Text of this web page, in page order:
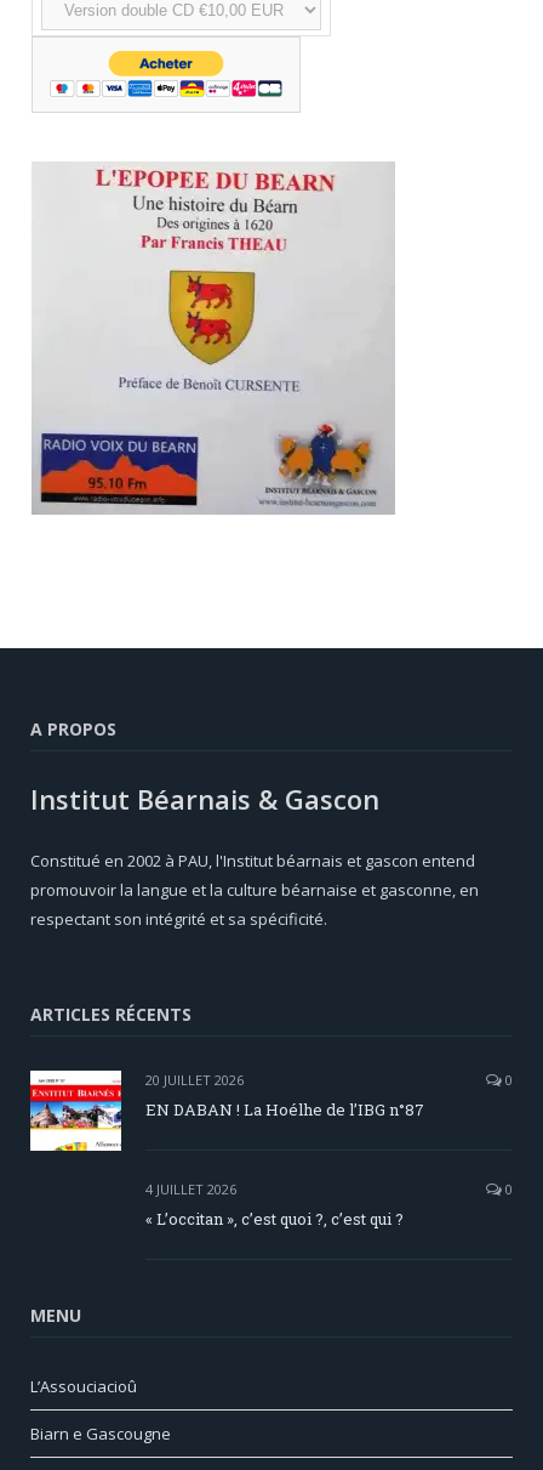
A PROPOS
Institut Béarnais & Gascon
Constitué en 2002 à PAU, l'Institut béarnais et gascon entend
promouvoir la langue et la culture béarnaise et gasconne, en
respectant son intégrité et sa spécificité.
ARTICLES RÉCENTS
20 JUILLET 2026 0
EN DABAN ! La Hoélhe de l’IBG n°87
4 JUILLET 2026 0
« L’occitan », c’est quoi ?, c’est qui ?
MENU
L’Assouciacioû
Biarn e Gascougne